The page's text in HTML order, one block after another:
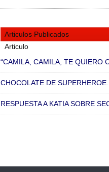
Articulos Publicados
Articulo
“CAMILA, CAMILA, TE QUIERO
CHOCOLATE DE SUPERHEROE...
RESPUESTA A KATIA SOBRE